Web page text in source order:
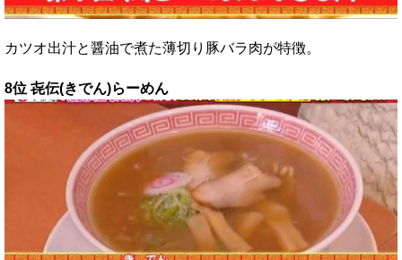
カツオ出汁と醤油で煮た薄切り豚バラ肉が特徴。
8位 㐂伝(きでん)らーめん